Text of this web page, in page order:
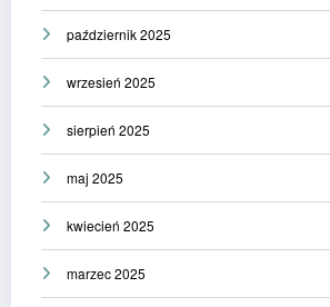
październik 2025
wrzesień 2025
sierpień 2025
maj 2025
kwiecień 2025
marzec 2025